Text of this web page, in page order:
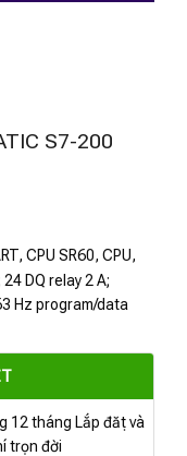
S7-200
CPU SR60, CPU,
DQ relay 2 A;
Hz program/data
12 tháng Lắp đặt và
trọn đời